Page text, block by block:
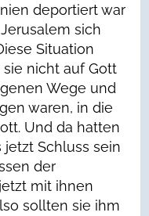
deportiert war
sich
Situation
nicht auf Gott
Wege und
waren, in die
Und da hatten
jetzt Schluss sein
der
mit ihnen
sollten sie ihm